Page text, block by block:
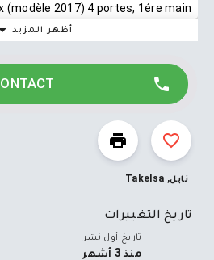
(modèle 2017) 4 portes, 1ére main.
des utilitaires, ce D-Max a été
lourde, ce qui garantit un état de
conservation supérieur.
Année : 2017
Kilométrage : 250 000 km
intérieur soigné.
أظهر المزيد
نابل, Takelsa
تاريخ التغييرات
تاريخ أول نشر
منذ 3 أشهر